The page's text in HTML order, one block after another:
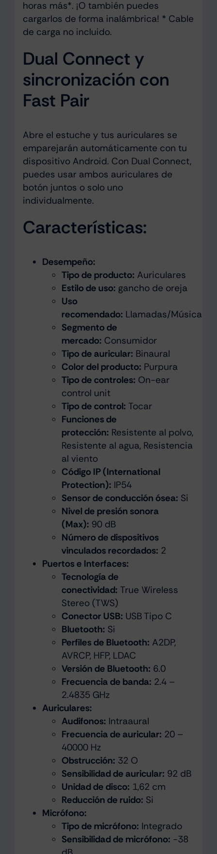
horas más*. ¡O también puedes
cargarlos de forma inalámbrica! * Cable
de carga no incluido.
Dual Connect y
sincronización con
Fast Pair
Abre el estuche y tus auriculares se
emparejarán automáticamente con tu
dispositivo Android. Con Dual Connect,
puedes usar ambos auriculares de
botón juntos o solo uno
individualmente.
Características:
Desempeño:
Tipo de producto: Auriculares
Estilo de uso: gancho de oreja
Uso
recomendado: Llamadas/Música
Segmento de
mercado: Consumidor
Tipo de auricular: Binaural
Color del producto: Purpura
Tipo de controles: On-ear
control unit
Tipo de control: Tocar
Funciones de
protección: Resistente al polvo,
Resistente al agua, Resistencia
al viento
Código IP (International
Protection): IP54
Sensor de conducción ósea: Si
Nivel de presión sonora
(Max): 90 dB
Número de dispositivos
vinculados recordados: 2
Puertos e Interfaces:
Tecnología de
conectividad: True Wireless
Stereo (TWS)
Conector USB: USB Tipo C
Bluetooth: Si
Perfiles de Bluetooth: A2DP,
AVRCP, HFP, LDAC
Versión de Bluetooth: 6.0
Frecuencia de banda: 2.4 –
2.4835 GHz
Auriculares:
Audifonos: Intraaural
Frecuencia de auricular: 20 –
40000 Hz
Obstrucción: 32 O
Sensibilidad de auricular: 92 dB
Unidad de disco: 1,62 cm
Reducción de ruido: Si
Micrófono:
Tipo de micrófono: Integrado
Sensibilidad de micrófono: -38